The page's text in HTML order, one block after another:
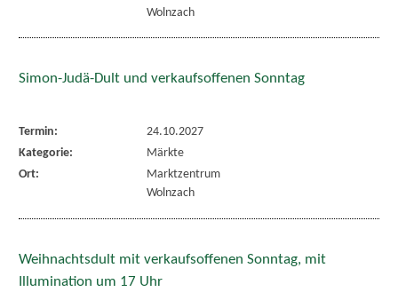
Wolnzach
Simon-Judä-Dult und verkaufsoffenen Sonntag
Termin:
24.10.2027
Kategorie:
Märkte
Ort:
Marktzentrum
Wolnzach
Weihnachtsdult mit verkaufsoffenen Sonntag, mit
Illumination um 17 Uhr